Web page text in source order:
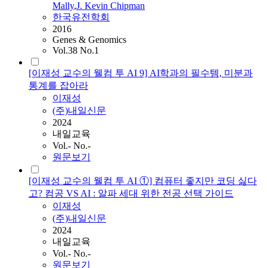
Mally,J. Kevin Chipman
한국유전학회
2016
Genes & Genomics
Vol.38 No.1
[이재성 교수의 웰컴 투 AI 9] AI학과의 필수템, 미분과
통계를 잡아라
이재성
(주)내일신문
2024
내일교육
Vol.- No.-
원문보기
[이재성 교수의 웰컴 투 AI ①] 컴퓨터 좋지만 코딩 싫다
고? 컴공 VS AI : 알파 세대 위한 전공 선택 가이드
이재성
(주)내일신문
2024
내일교육
Vol.- No.-
원문보기